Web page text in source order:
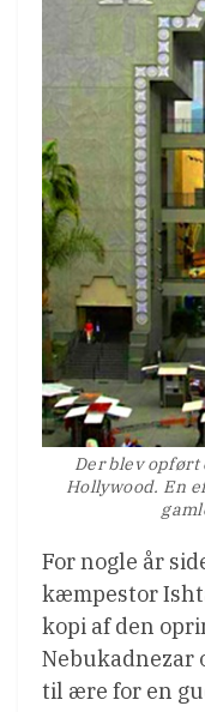
Der blev
Hollywood. En
For nogle år
kæmpestor
kopi af den
Nebukadnezar
til ære for en